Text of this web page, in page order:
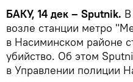
БАКУ, 14 дек – Sputnik.
возле станции метро
в Насиминском районе
убийство. Об этом
в Управлении полиции